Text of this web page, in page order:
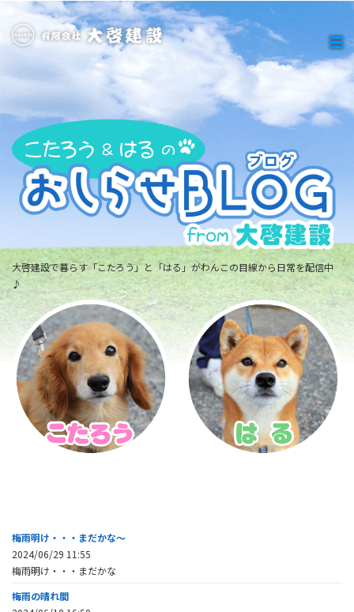
大啓建設で暮らす「こたろう」と「はる」がわんこの目線から日常を配信中
♪
梅雨明け・・・まだかな～
2024/06/29 11:55
梅雨明け・・・まだかな
梅雨の晴れ間